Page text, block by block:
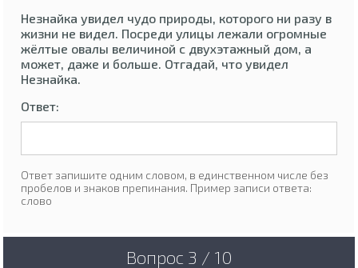
Незнайка увидел чудо природы, которого ни разу в
жизни не видел. Посреди улицы лежали огромные
жёлтые овалы величиной с двухэтажный дом, а
может, даже и больше. Отгадай, что увидел
Незнайка.
Ответ:
Ответ запишите одним словом, в единственном числе без
пробелов и знаков препинания. Пример записи ответа:
слово
Вопрос 3 / 10